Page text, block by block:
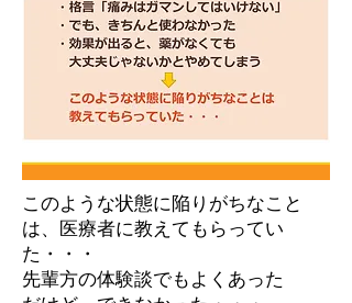
このような状態に陥りがちなこと
は、医療者に教えてもらってい
た・・・
先輩方の体験談でもよくあった